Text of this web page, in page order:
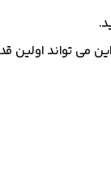
می تواند اولین